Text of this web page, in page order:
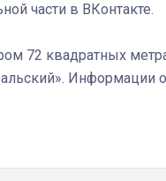
части в ВКонтакте.
72 квадратных
Информации